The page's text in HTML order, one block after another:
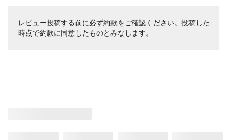
レビュー投稿する前に必ず約款をご確認ください。投稿した
時点で約款に同意したものとみなします。